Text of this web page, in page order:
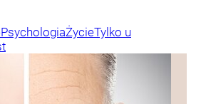
PsychologiaŻycieTylko u